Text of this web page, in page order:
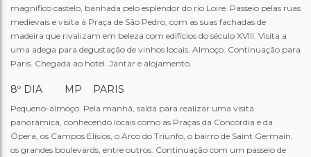
magnífico castelo, banhada pelo esplendor do rio Loire. Passeio pelas ruas
medievais e visita à Praça de São Pedro, com as suas fachadas de
madeira que rivalizam em beleza com edifícios do século XVIII. Visita a
uma adega para degustação de vinhos locais. Almoço. Continuação para
Paris. Chegada ao hotel. Jantar e alojamento.
8º DIA MP PARIS
Pequeno-almoço. Pela manhã, saída para realizar uma visita
panorâmica, conhecendo locais como as Praças da Concórdia e da
Ópera, os Campos Elísios, o Arco do Triunfo, o bairro de Saint Germain,
os grandes boulevards, entre outros. Continuação com um passeio de